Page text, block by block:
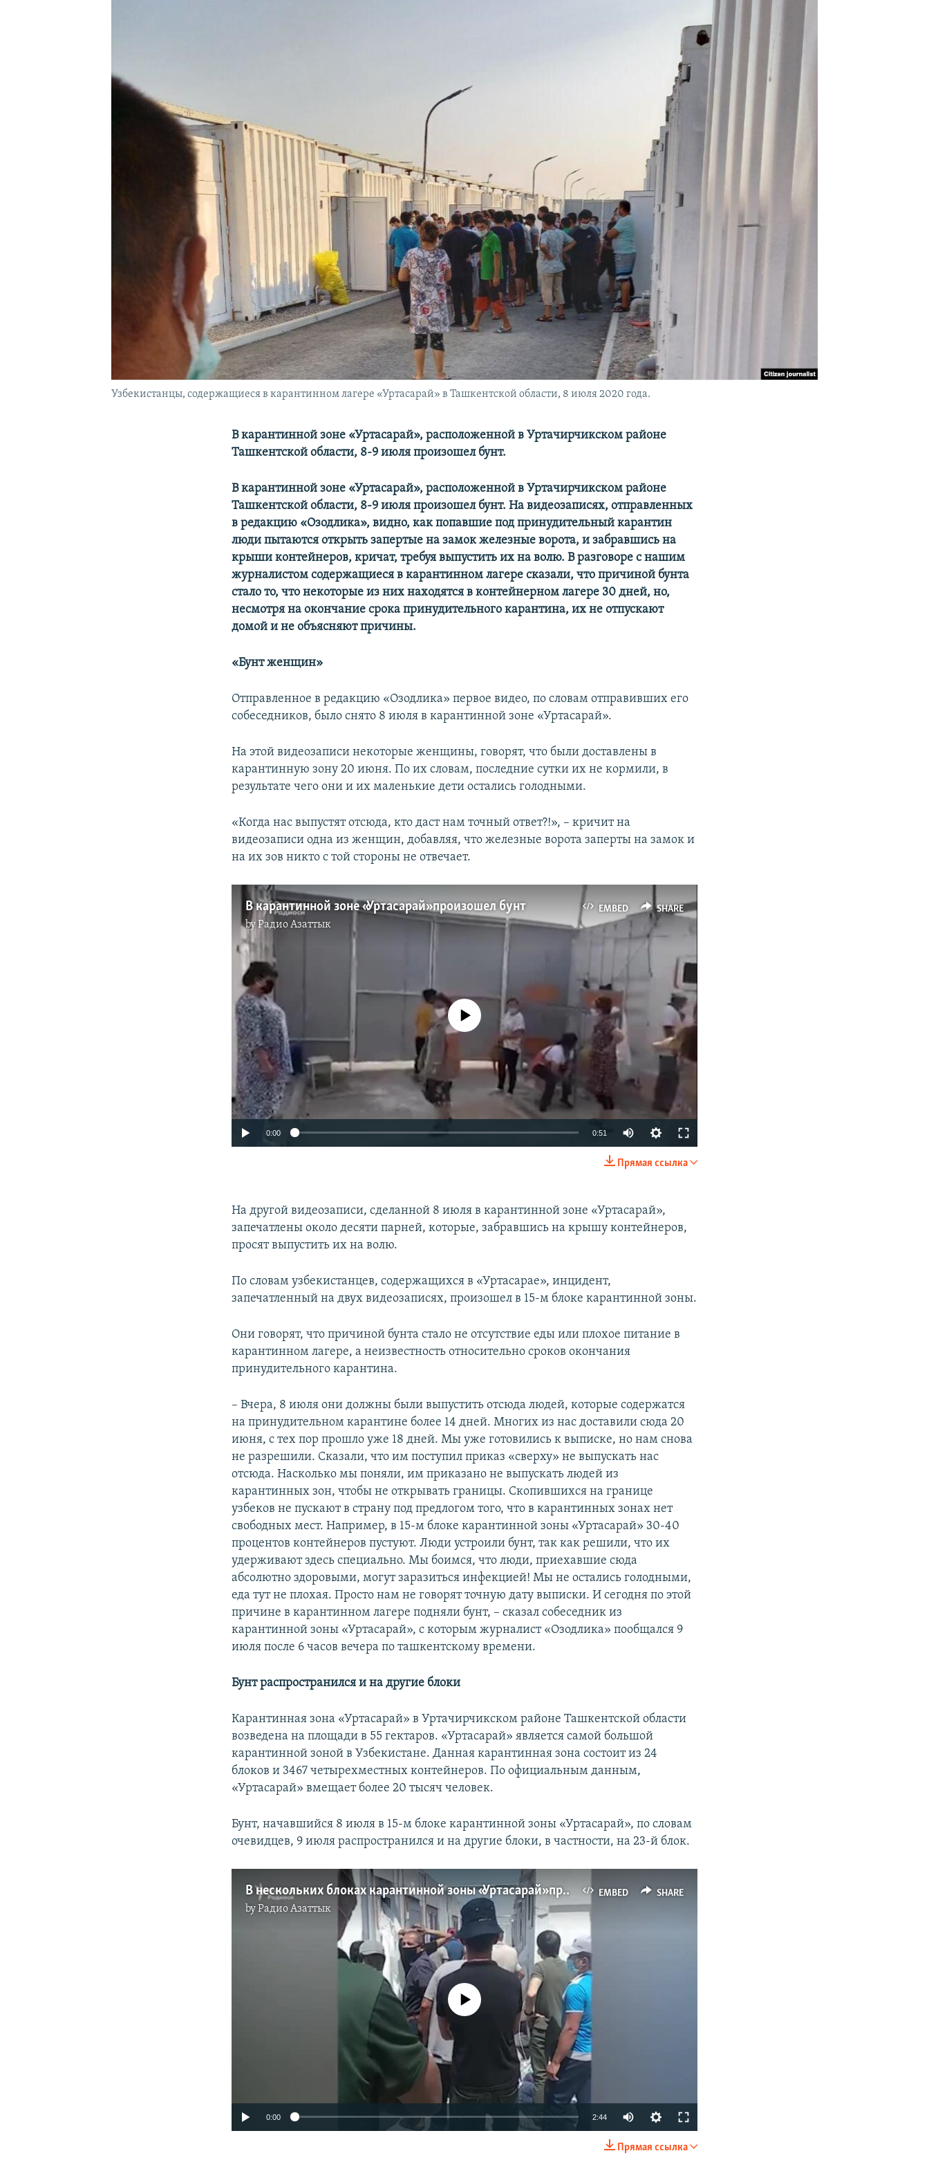
Узбекистанцы, содержащиеся в карантинном лагере «Уртасарай» в Ташкентской области, 8 июля 2020 года.
В карантинной зоне «Уртасарай», расположенной в Уртачирчикском районе
Ташкентской области, 8-9 июля произошел бунт.
В карантинной зоне «Уртасарай», расположенной в Уртачирчикском районе
Ташкентской области, 8-9 июля произошел бунт. На видеозаписях, отправленных
в редакцию «Озодлика», видно, как попавшие под принудительный карантин
люди пытаются открыть запертые на замок железные ворота, и забравшись на
крыши контейнеров, кричат, требуя выпустить их на волю. В разговоре с нашим
журналистом содержащиеся в карантинном лагере сказали, что причиной бунта
стало то, что некоторые из них находятся в контейнерном лагере 30 дней, но,
несмотря на окончание срока принудительного карантина, их не отпускают
домой и не объясняют причины.
«Бунт женщин»
Отправленное в редакцию «Озодлика» первое видео, по словам отправивших его
собеседников, было снято 8 июля в карантинной зоне «Уртасарай».
На этой видеозаписи некоторые женщины, говорят, что были доставлены в
карантинную зону 20 июня. По их словам, последние сутки их не кормили, в
результате чего они и их маленькие дети остались голодными.
«Когда нас выпустят отсюда, кто даст нам точный ответ?!», – кричит на
видеозаписи одна из женщин, добавляя, что железные ворота заперты на замок и
на их зов никто с той стороны не отвечает.
EMBED SHARE
В карантинной зоне «Уртасарай» произошел бунт
byРадио Азаттык
No media source currently available
0:00 0:51
Прямая ссылка
На другой видеозаписи, сделанной 8 июля в карантинной зоне «Уртасарай»,
запечатлены около десяти парней, которые, забравшись на крышу контейнеров,
просят выпустить их на волю.
По словам узбекистанцев, содержащихся в «Уртасарае», инцидент,
запечатленный на двух видеозаписях, произошел в 15-м блоке карантинной зоны.
Они говорят, что причиной бунта стало не отсутствие еды или плохое питание в
карантинном лагере, а неизвестность относительно сроков окончания
принудительного карантина.
– Вчера, 8 июля они должны были выпустить отсюда людей, которые содержатся
на принудительном карантине более 14 дней. Многих из нас доставили сюда 20
июня, с тех пор прошло уже 18 дней. Мы уже готовились к выписке, но нам снова
не разрешили. Сказали, что им поступил приказ «сверху» не выпускать нас
отсюда. Насколько мы поняли, им приказано не выпускать людей из
карантинных зон, чтобы не открывать границы. Скопившихся на границе
узбеков не пускают в страну под предлогом того, что в карантинных зонах нет
свободных мест. Например, в 15-м блоке карантинной зоны «Уртасарай» 30-40
процентов контейнеров пустуют. Люди устроили бунт, так как решили, что их
удерживают здесь специально. Мы боимся, что люди, приехавшие сюда
абсолютно здоровыми, могут заразиться инфекцией! Мы не остались голодными,
еда тут не плохая. Просто нам не говорят точную дату выписки. И сегодня по этой
причине в карантинном лагере подняли бунт, – сказал собеседник из
карантинной зоны «Уртасарай», с которым журналист «Озодлика» пообщался 9
июля после 6 часов вечера по ташкентскому времени.
Бунт распространился и на другие блоки
Карантинная зона «Уртасарай» в Уртачирчикском районе Ташкентской области
возведена на площади в 55 гектаров. «Уртасарай» является самой большой
карантинной зоной в Узбекистане. Данная карантинная зона состоит из 24
блоков и 3467 четырехместных контейнеров. По официальным данным,
«Уртасарай» вмещает более 20 тысяч человек.
Бунт, начавшийся 8 июля в 15-м блоке карантинной зоны «Уртасарай», по словам
очевидцев, 9 июля распространился и на другие блоки, в частности, на 23-й блок.
EMBED SHARE
В нескольких блоках карантинной зоны «Уртасарай» произошел бунт
byРадио Азаттык
No media source currently available
0:00 2:44
Прямая ссылка